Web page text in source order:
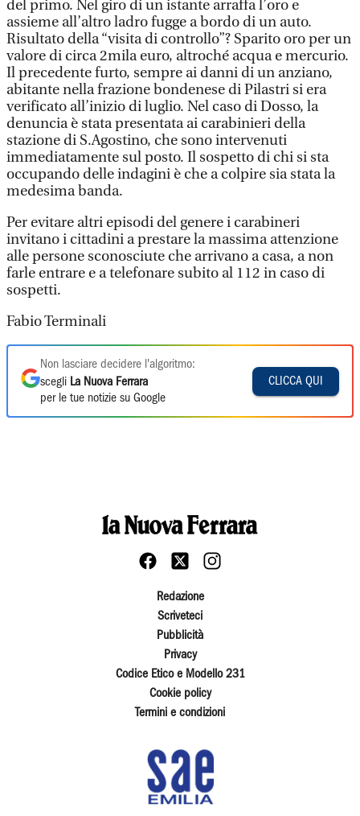
del primo. Nel giro di un istante arraffa l’oro e
assieme all’altro ladro fugge a bordo di un auto.
Risultato della “visita di controllo”? Sparito oro per un
valore di circa 2mila euro, altroché acqua e mercurio.
Il precedente furto, sempre ai danni di un anziano,
abitante nella frazione bondenese di Pilastri si era
verificato all’inizio di luglio. Nel caso di Dosso, la
denuncia è stata presentata ai carabinieri della
stazione di S.Agostino, che sono intervenuti
immediatamente sul posto. Il sospetto di chi si sta
occupando delle indagini è che a colpire sia stata la
medesima banda.
Per evitare altri episodi del genere i carabineri
invitano i cittadini a prestare la massima attenzione
alle persone sconosciute che arrivano a casa, a non
farle entrare e a telefonare subito al 112 in caso di
sospetti.
Fabio Terminali
Non lasciare decidere l'algoritmo:
scegli La Nuova Ferrara
per le tue notizie su Google
CLICCA QUI
Redazione
Scriveteci
Pubblicità
Privacy
Codice Etico e Modello 231
Cookie policy
Termini e condizioni